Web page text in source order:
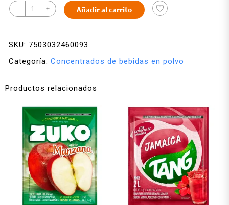
- + Añadir al carrito
SKU: 7503032460093
Categoría: Concentrados de bebidas en polvo
Productos relacionados